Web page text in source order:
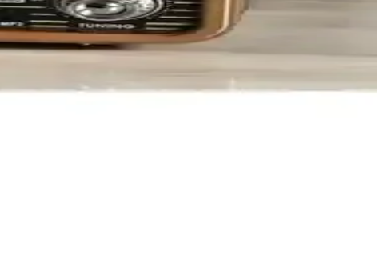
ve gece ışık ayarlarıyla günlük yaşamı kolaylaştırır.
gelişmiş bir radyo cihazıdır.